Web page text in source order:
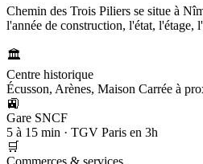
Chemin des Trois Piliers se situe à
l'année de construction, l'état, l'étage,
🏛️
Centre historique
Écusson, Arènes, Maison Carrée à
🚉
Gare SNCF
5 à 15 min · TGV Paris en 3h
🛒
Commerces & services